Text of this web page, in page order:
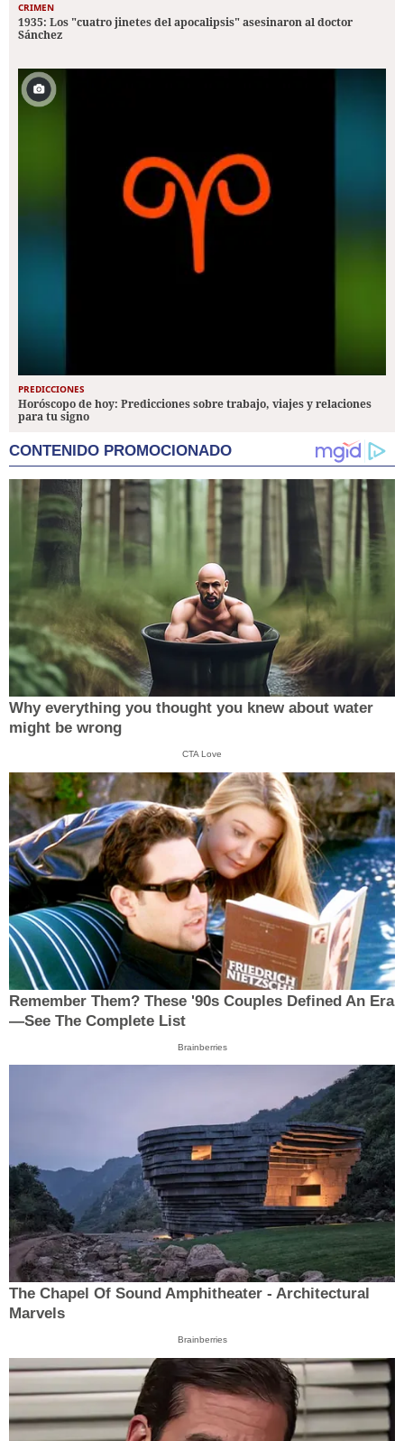
CRIMEN
1935: Los "cuatro jinetes del apocalipsis" asesinaron al doctor
Sánchez
PREDICCIONES
Horóscopo de hoy: Predicciones sobre trabajo, viajes y relaciones
para tu signo
CONTENIDO PROMOCIONADO
Why everything you thought you knew about water
might be wrong
CTA Love
Remember Them? These '90s Couples Defined An Era
—See The Complete List
Brainberries
The Chapel Of Sound Amphitheater - Architectural
Marvels
Brainberries